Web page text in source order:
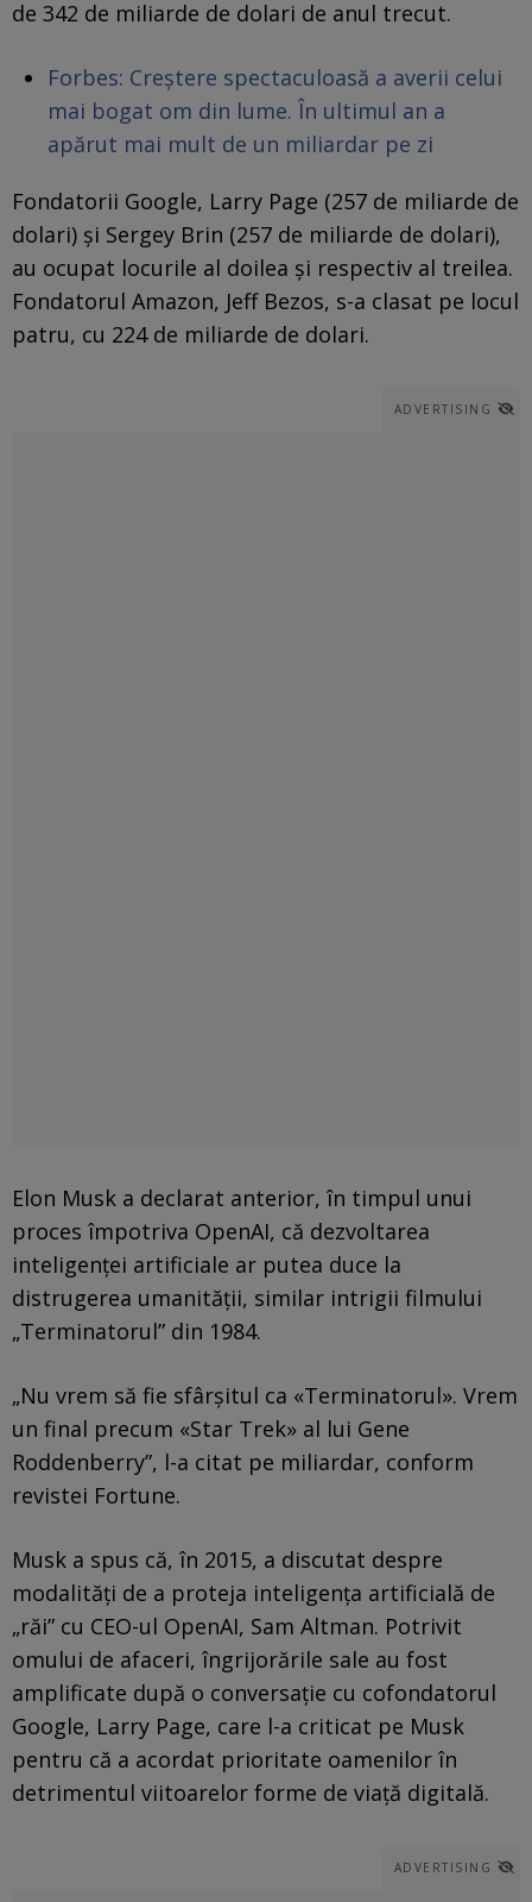
de 342 de miliarde de dolari de anul trecut.
Forbes: Creștere spectaculoasă a averii celui
mai bogat om din lume. În ultimul an a
apărut mai mult de un miliardar pe zi
Fondatorii Google, Larry Page (257 de miliarde de
dolari) și Sergey Brin (257 de miliarde de dolari),
au ocupat locurile al doilea și respectiv al treilea.
Fondatorul Amazon, Jeff Bezos, s-a clasat pe locul
patru, cu 224 de miliarde de dolari.
ADVERTISING
Elon Musk a declarat anterior, în timpul unui
proces împotriva OpenAI, că dezvoltarea
inteligenței artificiale ar putea duce la
distrugerea umanității, similar intrigii filmului
„Terminatorul” din 1984.
„Nu vrem să fie sfârșitul ca «Terminatorul». Vrem
un final precum «Star Trek» al lui Gene
Roddenberry”, l-a citat pe miliardar, conform
revistei Fortune.
Musk a spus că, în 2015, a discutat despre
modalități de a proteja inteligența artificială de
„răi” cu CEO-ul OpenAI, Sam Altman. Potrivit
omului de afaceri, îngrijorările sale au fost
amplificate după o conversație cu cofondatorul
Google, Larry Page, care l-a criticat pe Musk
pentru că a acordat prioritate oamenilor în
detrimentul viitoarelor forme de viață digitală.
ADVERTISING